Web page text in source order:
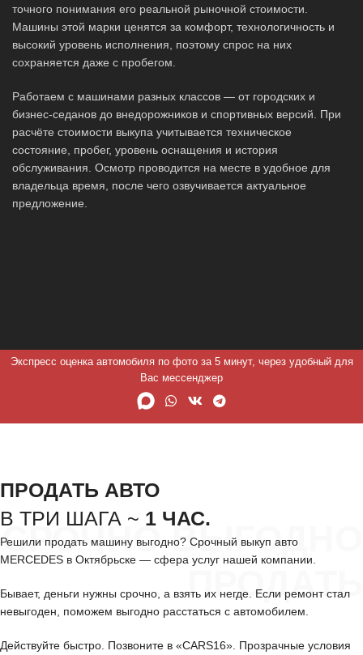
точного понимания его реальной рыночной стоимости.
Машины этой марки ценятся за комфорт, технологичность и
высокий уровень исполнения, поэтому спрос на них
сохраняется даже с пробегом.
Работаем с машинами разных классов — от городских и
бизнес-седанов до внедорожников и спортивных версий. При
расчёте стоимости выкупа учитывается техническое
состояние, пробег, уровень оснащения и история
обслуживания. Осмотр проводится на месте в удобное для
владельца время, после чего озвучивается актуальное
предложение.
Экспресс оценка автомобиля по фото за 5 минут, через удобный для
Вас мессенджер
СРОЧНО ВЫГОДНО
ПРОДАТЬ
ПРОДАТЬ АВТО
В ТРИ ШАГА ~ 1 ЧАС.
Решили продать машину выгодно? Срочный выкуп авто
MERCEDES в Октябрьске — сфера услуг нашей компании.
Бывает, деньги нужны срочно, а взять их негде. Если ремонт стал
невыгоден, поможем выгодно расстаться с автомобилем.
Действуйте быстро. Позвоните в «CARS16». Прозрачные условия